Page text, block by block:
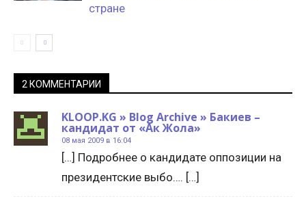
стране
2 КОММЕНТАРИИ
KLOOP.KG » Blog Archive » Бакиев –
кандидат от «Ак Жола»
08 мая 2009 в 16:04
[…] Подробнее о кандидате оппозиции на
президентские выбо…. […]